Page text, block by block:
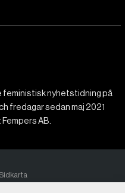
feministisk nyhetstidning på
fredagar sedan maj 2021
AB.